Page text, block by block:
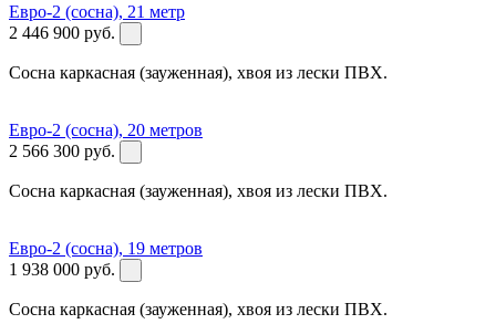
Евро-2 (сосна), 21 метр
2 446 900 руб.
Сосна каркасная (зауженная), хвоя из лески ПВХ.
Евро-2 (сосна), 20 метров
2 566 300 руб.
Сосна каркасная (зауженная), хвоя из лески ПВХ.
Евро-2 (сосна), 19 метров
1 938 000 руб.
Сосна каркасная (зауженная), хвоя из лески ПВХ.